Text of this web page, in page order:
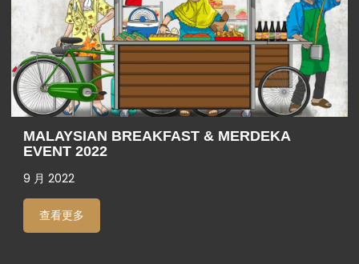
MALAYSIAN BREAKFAST & MERDEKA
EVENT 2022
9 月 2022
查看更多